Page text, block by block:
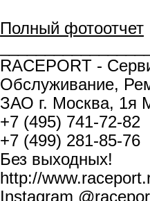
Полный фотоотчет
RACEPORT -
Обслуживание,
ЗАО г. Москва, 1я
+7 (495) 741-72-82
+7 (499) 281-85-76
Без выходных!
http://
Instagram